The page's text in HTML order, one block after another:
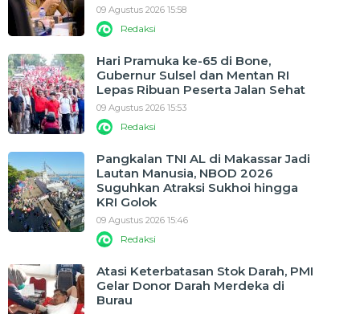
09 Agustus 2026 15:58
Redaksi
Hari Pramuka ke-65 di Bone,
Gubernur Sulsel dan Mentan RI
Lepas Ribuan Peserta Jalan Sehat
09 Agustus 2026 15:53
Redaksi
Pangkalan TNI AL di Makassar Jadi
Lautan Manusia, NBOD 2026
Suguhkan Atraksi Sukhoi hingga
KRI Golok
09 Agustus 2026 15:46
Redaksi
Atasi Keterbatasan Stok Darah, PMI
Gelar Donor Darah Merdeka di
Burau